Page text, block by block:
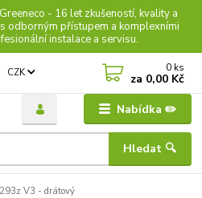
- 16 let zkušeností, kvality a
odborným přístupem a komplexními
instalace a servisu.
Nabídka ✏️
CZK
Hledat 🔍
0 ks
za 0,00 Kč
V3 - drátový